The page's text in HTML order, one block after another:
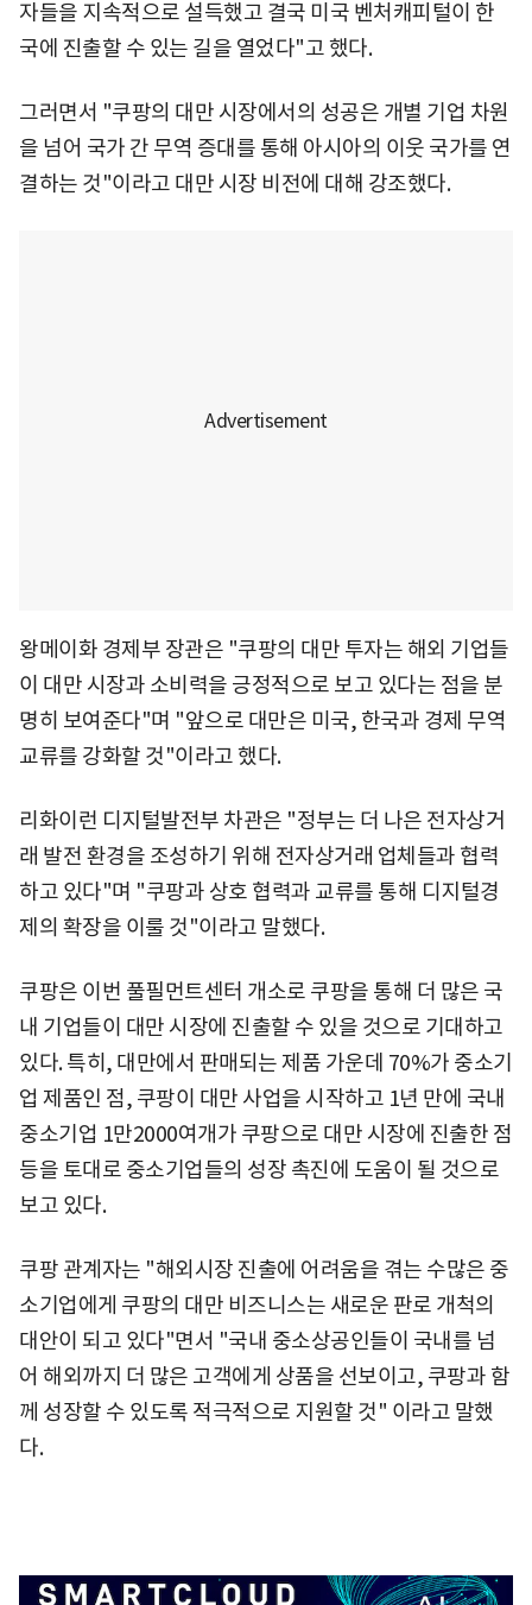
자들을 지속적으로 설득했고 결국 미국 벤처캐피털이 한
국에 진출할 수 있는 길을 열었다"고 했다.
그러면서 "쿠팡의 대만 시장에서의 성공은 개별 기업 차원
을 넘어 국가 간 무역 증대를 통해 아시아의 이웃 국가를 연
결하는 것"이라고 대만 시장 비전에 대해 강조했다.
왕메이화 경제부 장관은 "쿠팡의 대만 투자는 해외 기업들
이 대만 시장과 소비력을 긍정적으로 보고 있다는 점을 분
명히 보여준다"며 "앞으로 대만은 미국, 한국과 경제 무역
교류를 강화할 것"이라고 했다.
리화이런 디지털발전부 차관은 "정부는 더 나은 전자상거
래 발전 환경을 조성하기 위해 전자상거래 업체들과 협력
하고 있다"며 "쿠팡과 상호 협력과 교류를 통해 디지털경
제의 확장을 이룰 것"이라고 말했다.
쿠팡은 이번 풀필먼트센터 개소로 쿠팡을 통해 더 많은 국
내 기업들이 대만 시장에 진출할 수 있을 것으로 기대하고
있다. 특히, 대만에서 판매되는 제품 가운데 70%가 중소기
업 제품인 점, 쿠팡이 대만 사업을 시작하고 1년 만에 국내
중소기업 1만2000여개가 쿠팡으로 대만 시장에 진출한 점
등을 토대로 중소기업들의 성장 촉진에 도움이 될 것으로
보고 있다.
쿠팡 관계자는 "해외시장 진출에 어려움을 겪는 수많은 중
소기업에게 쿠팡의 대만 비즈니스는 새로운 판로 개척의
대안이 되고 있다"면서 "국내 중소상공인들이 국내를 넘
어 해외까지 더 많은 고객에게 상품을 선보이고, 쿠팡과 함
께 성장할 수 있도록 적극적으로 지원할 것" 이라고 말했
다.